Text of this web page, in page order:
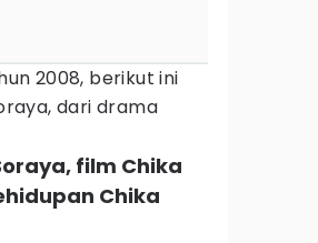
2008, berikut ini
dari drama
film Chika
Chika